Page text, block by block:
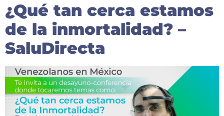
¿Qué tan cerca estamos
de la inmortalidad? –
SaluDirecta